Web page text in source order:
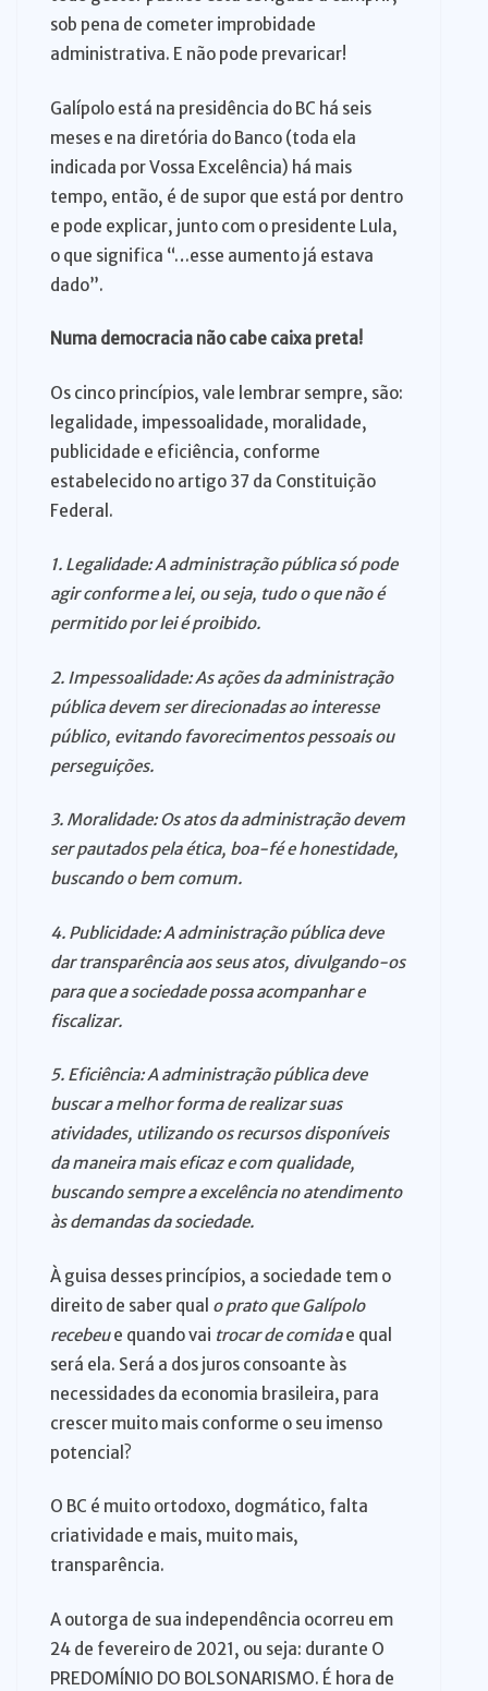
sob pena de cometer improbidade
administrativa. E não pode prevaricar!
Galípolo está na presidência do BC há seis
meses e na diretória do Banco (toda ela
indicada por Vossa Excelência) há mais
tempo, então, é de supor que está por dentro
e pode explicar, junto com o presidente Lula,
o que significa “…esse aumento já estava
dado”.
Numa democracia não cabe caixa preta!
Os cinco princípios, vale lembrar sempre, são:
legalidade, impessoalidade, moralidade,
publicidade e eficiência, conforme
estabelecido no artigo 37 da Constituição
Federal.
1. Legalidade: A administração pública só pode
agir conforme a lei, ou seja, tudo o que não é
permitido por lei é proibido.
2. Impessoalidade: As ações da administração
pública devem ser direcionadas ao interesse
público, evitando favorecimentos pessoais ou
perseguições.
3. Moralidade: Os atos da administração devem
ser pautados pela ética, boa-fé e honestidade,
buscando o bem comum.
4. Publicidade: A administração pública deve
dar transparência aos seus atos, divulgando-os
para que a sociedade possa acompanhar e
fiscalizar.
5. Eficiência: A administração pública deve
buscar a melhor forma de realizar suas
atividades, utilizando os recursos disponíveis
da maneira mais eficaz e com qualidade,
buscando sempre a excelência no atendimento
às demandas da sociedade.
À guisa desses princípios, a sociedade tem o
direito de saber qual o prato que Galípolo
recebeue quando vai trocar de comidae qual
será ela. Será a dos juros consoante às
necessidades da economia brasileira, para
crescer muito mais conforme o seu imenso
potencial?
O BC é muito ortodoxo, dogmático, falta
criatividade e mais, muito mais,
transparência.
A outorga de sua independência ocorreu em
24 de fevereiro de 2021, ou seja: durante O
PREDOMÍNIO DO BOLSONARISMO. É hora de